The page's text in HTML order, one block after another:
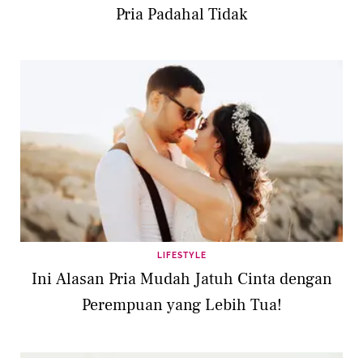
Pria Padahal Tidak
LIFESTYLE
Ini Alasan Pria Mudah Jatuh Cinta dengan
Perempuan yang Lebih Tua!